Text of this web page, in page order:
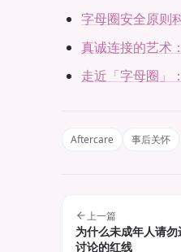
字母圈安全原则
真诚连接的艺术
走近「字母圈」
Aftercare 事后关怀
上一篇
为什么未成年人请
讨论的红线